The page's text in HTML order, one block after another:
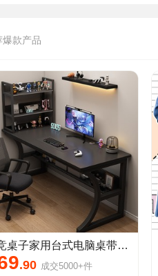
款产品
电竞桌子家用台式电脑桌带置物架办公桌椅简易书桌卧室学习写字桌
.90 成交5000+件